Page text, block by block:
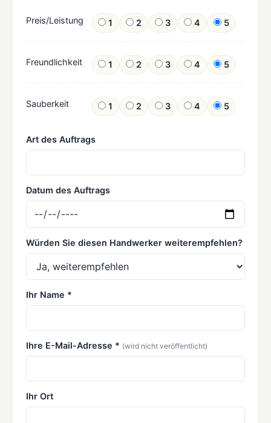
Preis/Leistung 1 2 3 4 5
Freundlichkeit 1 2 3 4 5
Sauberkeit 1 2 3 4 5
Art des Auftrags
Datum des Auftrags
Würden Sie diesen Handwerker weiterempfehlen?
Ihr Name *
Ihre E-Mail-Adresse * (wird nicht veröffentlicht)
Ihr Ort